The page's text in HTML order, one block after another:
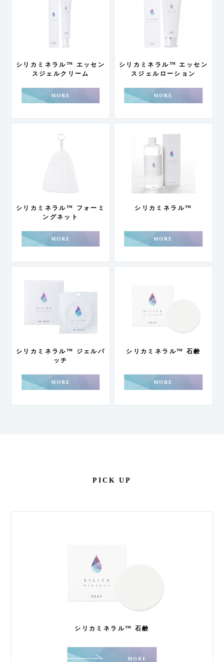
シリカミネラル™️ エッセン
スジェルクリーム
MORE
シリカミネラル™ エッセン
スジェルローション
MORE
シリカミネラル™ フォーミ
ングネット
MORE
シリカミネラル™
MORE
シリカミネラル™ ジェルパ
ッチ
MORE
シリカミネラル™ 石鹸
MORE
PICK UP
シリカミネラル™ 石鹸
MORE